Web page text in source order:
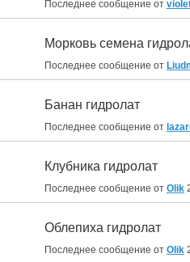
Последнее сообщение от
Морковь семена
Последнее сообщение от
Банан гидролат
Последнее сообщение от
Клубника гидролат
Последнее сообщение от Olik
Облепиха гидролат
Последнее сообщение от Olik